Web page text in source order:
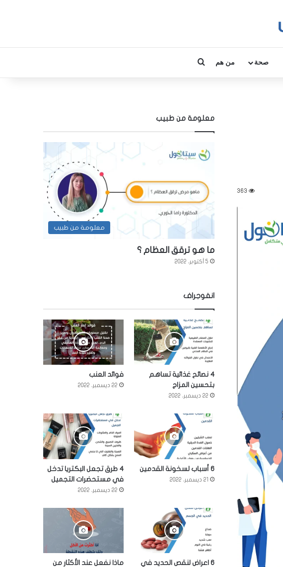
صحة من هم
363
معلومة من طبيب
معلومة من طبيب
ما هو ترقق العظام ؟
5 أكتوبر، 2022
انفوجراف
4 نصائح غذائية تساهم
بتحسين المزاج
22 ديسمبر، 2022
فوائد العنب
22 ديسمبر، 2022
6 أسباب لسخونة القدمين
21 ديسمبر، 2022
4 طرق تجعل البكتريا تدخل
في مستحضرات التجميل
22 ديسمبر، 2022
6 اعراض لنقص الحديد في
ماذا نفعل عند الأكثار من